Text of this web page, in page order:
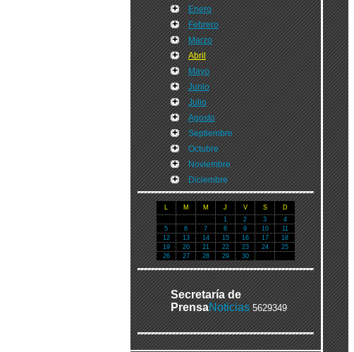
Enero
Febrero
Marzo
Abril
Mayo
Junio
Julio
Agosto
Septiembre
Octubre
Noviembre
Diciembre
L M M J V S
D
1
2 3
4
5
6 7 8 9 10
11
12
13 14 15 16 17
18
19
20 21 22 23 24
25
26
27 28 29 30
Secretaría de
PrensaNoticias 5629349